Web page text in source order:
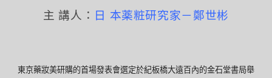
主 講人： 日 本薬粧研究家－鄭世彬
東京藥妝美研購的首場發表會選定於紀板橋大遠百內的金石堂書局舉